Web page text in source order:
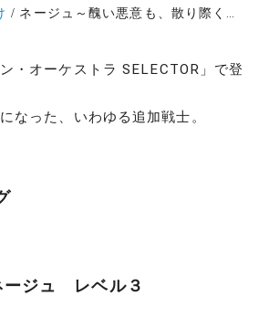
ネージュ～醜い悪意も、散り際くらいは美しく
・オーケストラ SELECTOR」で登
なった、いわゆる追加戦士。
ージュ レベル３